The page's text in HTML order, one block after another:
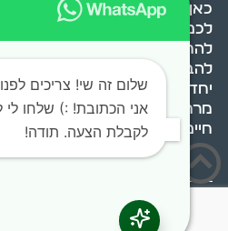
כאן כדי לעזור
לכם
להתמודד,
להבין ולשנות.
יחד, ניצור
מרחב
חיים בריא ומאוזן.
הזכויות שמורות.
שלום זה שי! צריכים
אני הכתובת! :) שלחו לי
לקבלת הצעה. תודה!